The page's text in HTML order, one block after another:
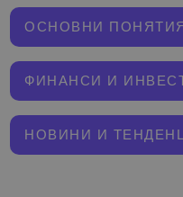
ОСНОВНИ
ФИНАНСИ И
НОВИНИ И